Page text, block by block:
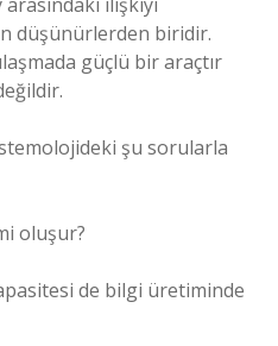
düşünürlerden biridir.
güçlü bir araçtır
şu sorularla
oluşur?
de bilgi üretiminde